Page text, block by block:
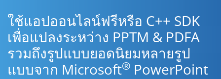
ใช้แอปออนไลน์ฟรีหรือ C++ SDK
เพื่อแปลงระหว่าง PPTM & PDFA
รวมถึงรูปแบบยอดนิยมหลายรูป
แบบจาก Microsoft® PowerPoint